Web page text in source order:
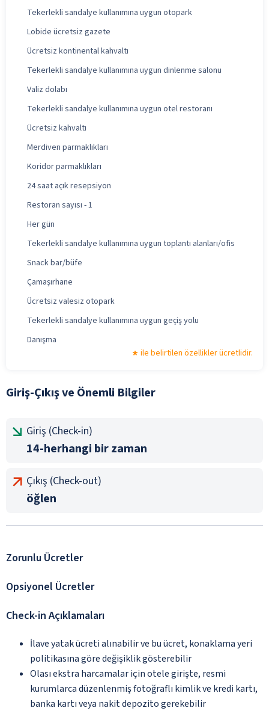
Tekerlekli sandalye kullanımına uygun otopark
Lobide ücretsiz gazete
Ücretsiz kontinental kahvaltı
Tekerlekli sandalye kullanımına uygun dinlenme salonu
Valiz dolabı
Tekerlekli sandalye kullanımına uygun otel restoranı
Ücretsiz kahvaltı
Merdiven parmaklıkları
Koridor parmaklıkları
24 saat açık resepsiyon
Restoran sayısı - 1
Her gün
Tekerlekli sandalye kullanımına uygun toplantı alanları/ofis
Snack bar/büfe
Çamaşırhane
Ücretsiz valesiz otopark
Tekerlekli sandalye kullanımına uygun geçiş yolu
Danışma
ile belirtilen özellikler ücretlidir.
Giriş-Çıkış ve Önemli Bilgiler
Giriş (Check-in)
14-herhangi bir zaman
Çıkış (Check-out)
öğlen
Zorunlu Ücretler
Opsiyonel Ücretler
Check-in Açıklamaları
İlave yatak ücreti alınabilir ve bu ücret, konaklama yeri
politikasına göre değişiklik gösterebilir
Olası ekstra harcamalar için otele girişte, resmi
kurumlarca düzenlenmiş fotoğraflı kimlik ve kredi kartı,
banka kartı veya nakit depozito gerekebilir